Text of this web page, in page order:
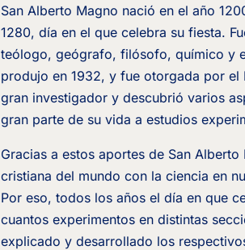
San Alberto Magno nació en el año
1280, día en el que celebra su fiesta.
teólogo, geógrafo, filósofo, químico y
produjo en 1932, y fue otorgada por
gran investigador y descubrió varios
gran parte de su vida a estudios
Gracias a estos aportes de San
cristiana del mundo con la ciencia en
Por eso, todos los años el día en que
cuantos experimentos en distintas
explicado y desarrollado los